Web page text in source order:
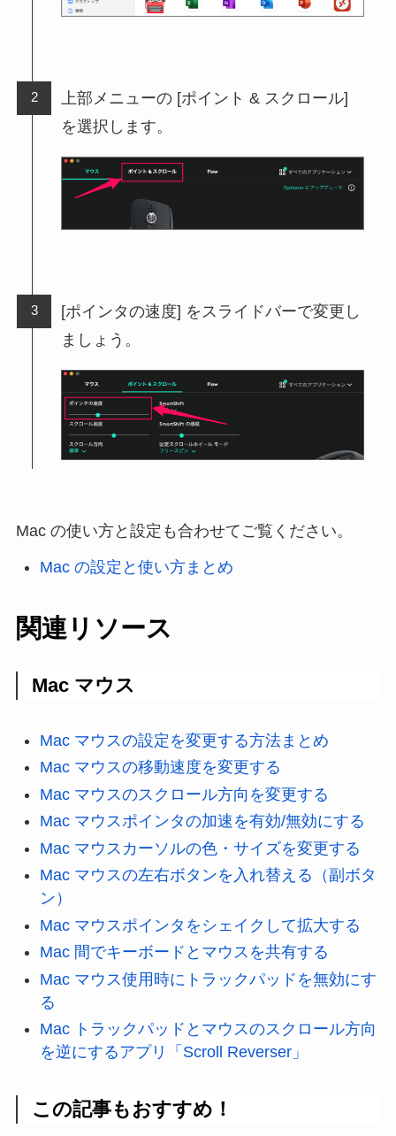
上部メニューの [ポイント & スクロール]
を選択します。
[ポインタの速度] をスライドバーで変更し
ましょう。
Mac の使い方と設定も合わせてご覧ください。
Mac の設定と使い方まとめ
関連リソース
Mac マウス
Mac マウスの設定を変更する方法まとめ
Mac マウスの移動速度を変更する
Mac マウスのスクロール方向を変更する
Mac マウスポインタの加速を有効/無効にする
Mac マウスカーソルの色・サイズを変更する
Mac マウスの左右ボタンを入れ替える（副ボタ
ン）
Mac マウスポインタをシェイクして拡大する
Mac 間でキーボードとマウスを共有する
Mac マウス使用時にトラックパッドを無効にす
る
Mac トラックパッドとマウスのスクロール方向
を逆にするアプリ「Scroll Reverser」
この記事もおすすめ！